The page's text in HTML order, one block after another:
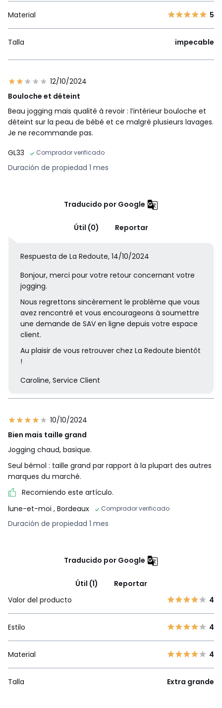
Material 5
Talla impecable
12/10/2024
Bouloche et déteint
Beau jogging mais qualité à revoir : l’intérieur bouloche et
déteint sur la peau de bébé et ce malgré plusieurs lavages.
Je ne recommande pas.
GL33
Comprador verificado
Duración de propiedad 1 mes
Traducido por Google
Útil (0) Reportar
Respuesta de La Redoute, 14/10/2024
Bonjour, merci pour votre retour concernant votre
jogging.
Nous regrettons sincèrement le problème que vous
avez rencontré et vous encourageons à soumettre
une demande de SAV en ligne depuis votre espace
client.
Au plaisir de vous retrouver chez La Redoute bientôt
!
Caroline, Service Client
10/10/2024
Bien mais taille grand
Jogging chaud, basique.
Seul bémol : taille grand par rapport à la plupart des autres
marques du marché.
Recomiendo este artículo.
lune-et-moi , Bordeaux Comprador verificado
Duración de propiedad 1 mes
Traducido por Google
Útil (1)
Reportar
Valor del producto
4
Estilo 4
Material 4
Talla Extra grande